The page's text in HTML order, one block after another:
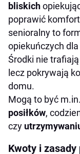
bliskich
poprawić
senioralny to
opiekuńczych
Środki nie
lecz pokrywają
domu.
Mogą to być
posiłków,
czy
Kwoty i